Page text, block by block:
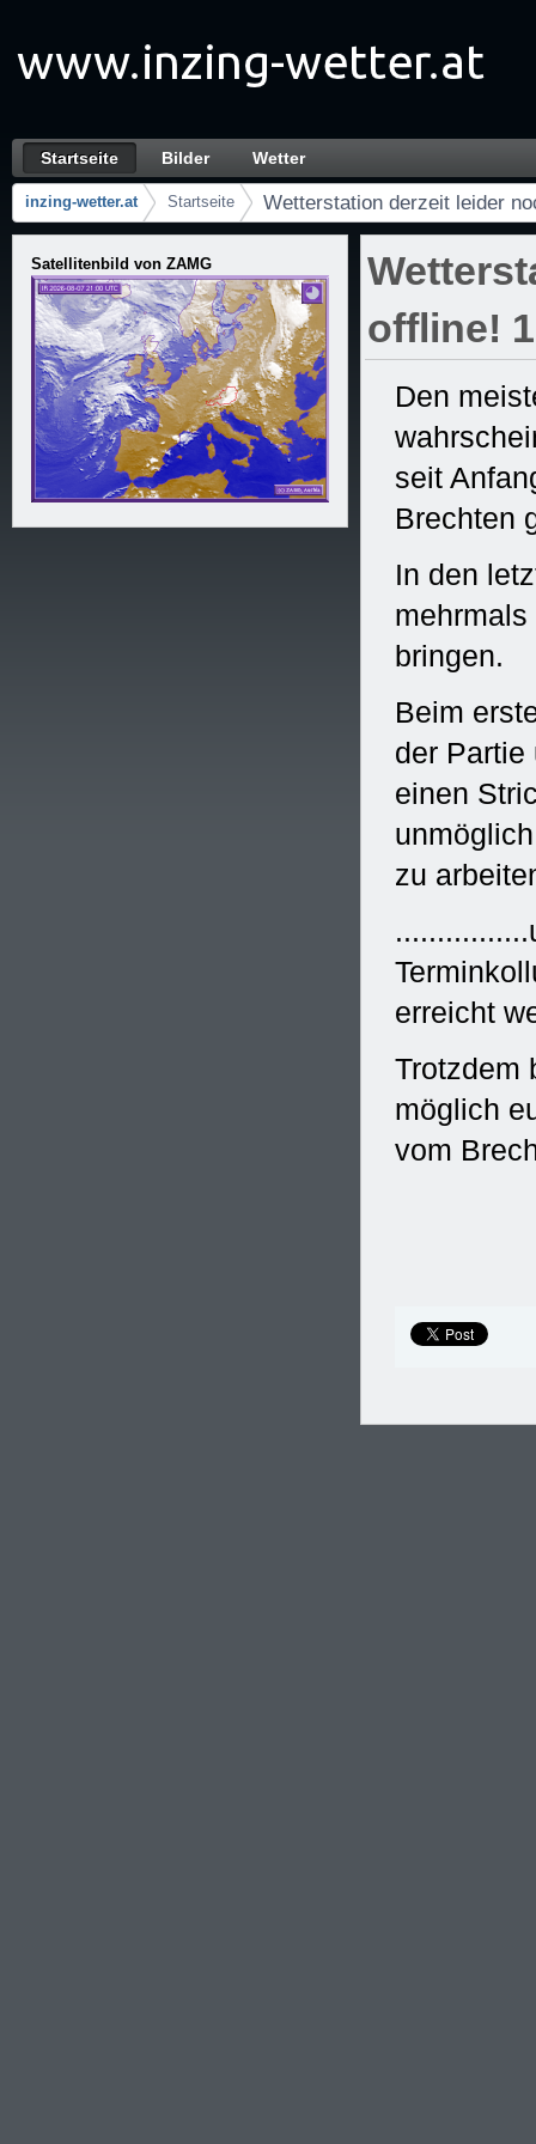
Wetterstation derzeit leider noch immer
Navegación
Startseite Bilder Wetter
Camiños de migas
inzing-wetter.at Startseite Wetterstation derzeit leider
Satellitenbild von ZAMG
offline!
Den
seit
Brechten
In den
bringen.
Beim
der Partie
einen
zu
erreicht
Trotzdem
möglich
vom